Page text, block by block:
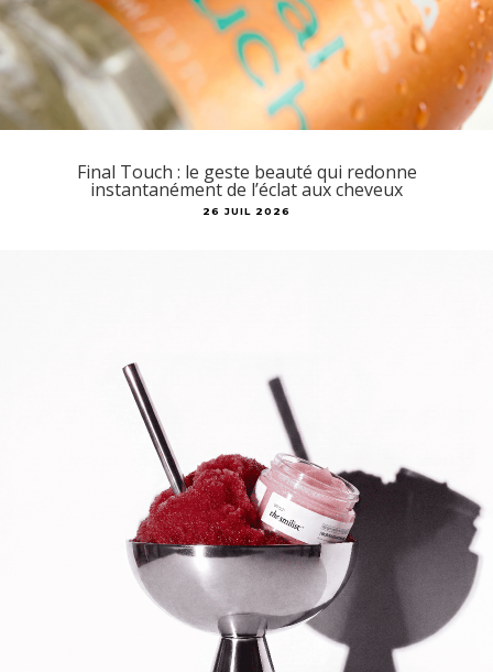
Final Touch : le geste beauté qui redonne
instantanément de l’éclat aux cheveux
26 JUIL 2026